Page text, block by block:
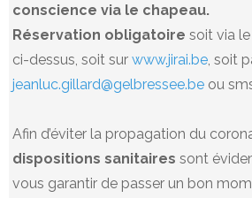
conscience via le chapeau.
Réservation obligatoire soit via
ci-dessus, soit surwww.jirai.be , soit
jeanluc.gillard@gelbressee.be ou
Afin d’éviter la propagation du
dispositions sanitaires sont
vous garantir de passer un bon